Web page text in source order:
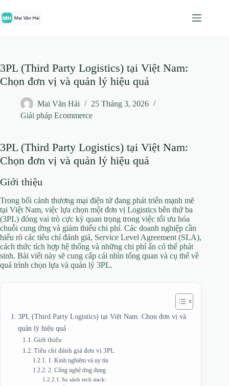
đến
phần
3PL (Third Party Logistics) tại Việt Nam:
Chọn đơn vị và quản lý hiệu quả
Mai Văn Hải
25 Tháng 3, 2026
Giải pháp Ecommerce
3PL (Third Party Logistics) tại Việt Nam:
Chọn đơn vị và quản lý hiệu quả
Giới thiệu
Trong bối cảnh thương mại điện tử đang phát triển mạnh mẽ
tại Việt Nam, việc lựa chọn một đơn vị Logistics bên thứ ba
(3PL) đóng vai trò cực kỳ quan trọng trong việc tối ưu hóa
chuỗi cung ứng và giảm thiểu chi phí. Các doanh nghiệp cần
hiểu rõ các tiêu chí đánh giá, Service Level Agreement (SLA),
cách thức tích hợp hệ thống và những chi phí ẩn có thể phát
sinh. Bài viết này sẽ cung cấp cái nhìn tổng quan và cụ thể về
quá trình chọn lựa và quản lý 3PL.
3PL (Third Party Logistics) tại Việt Nam: Chọn đơn vị và
quản lý hiệu quả
Giới thiệu
Tiêu chí đánh giá đơn vị 3PL
1. Kinh nghiệm và uy tín
2. Công nghệ ứng dụng
So sánh tech stack: